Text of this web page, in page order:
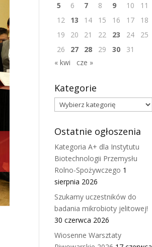
5
6 7 8 9 10
11
12
13 14 15 16 17
18
19
20 21 22 23 24
25
26
27 28 29 30
31
« kwi
cze »
Kategorie
Kategorie
Ostatnie ogłoszenia
Kategoria A+ dla Instytutu
Biotechnologii Przemysłu
Rolno-Spożywczego 1
sierpnia 2026
Szukamy uczestników do
badania mikrobioty jelitowej!
30 czerwca 2026
Wiosenne Warsztaty